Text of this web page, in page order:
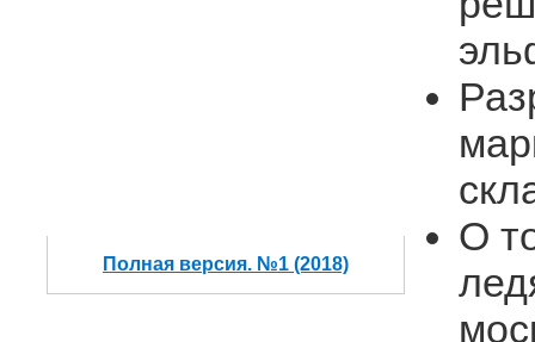
Полная версия. №1 (2018)
О